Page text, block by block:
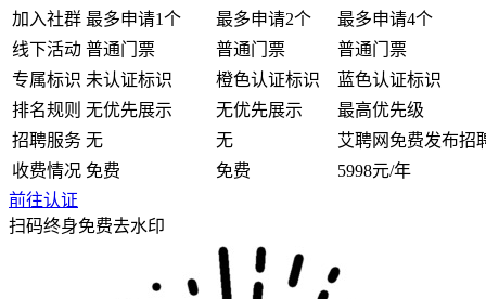
加入社群 最多申请1个 最多申请2个
最多申请4个
线下活动 普通门票 普通门票
普通门票
专属标识 未认证标识 橙色认证标识
蓝色认证标识
排名规则 无优先展示 无优先展示
最高优先级
招聘服务 无 无
艾聘网免费发布招
收费情况 免费 免费
5998元/年
前往认证
扫码终身免费去水印